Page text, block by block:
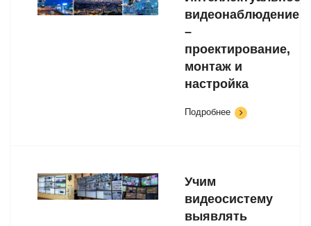
видеонаблюдение
–
проектирование,
монтаж и
настройка
Подробнее
Учим
видеосистему
выявлять